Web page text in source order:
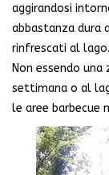
aggirandosi
abbastanza dura
rinfrescati al lago.
Non essendo
settimana o al
le aree barbecue